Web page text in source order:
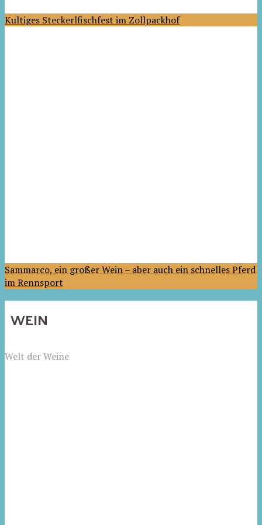
Kultiges Steckerlfischfest im Zollpackhof
Sammarco, ein großer Wein – aber auch ein schnelles Pferd
im Rennsport
WEIN
Welt der Weine